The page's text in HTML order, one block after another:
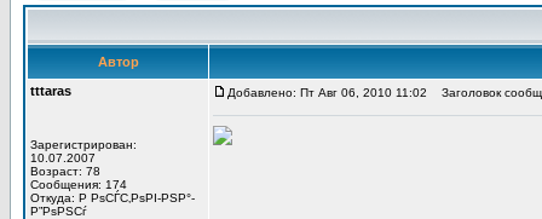
Автор
tttaras
Зарегистрирован:
10.07.2007
Возраст: 78
Сообщения: 174
Откуда: Р РѕСЃС‚РѕРІ-РЅР°-
Р”РѕРЅСѓ
Добавлено: Пт Авг 06, 2010 11:02 Заголовок